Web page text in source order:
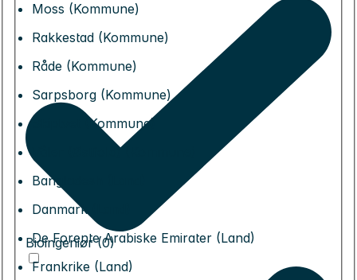
Moss (Kommune)
Rakkestad (Kommune)
Råde (Kommune)
Sarpsborg (Kommune)
Skiptvet (Kommune)
Våler (Østfold) (Kommune)
Bangladesh (Land)
Danmark (Land)
De Forente Arabiske Emirater (Land)
Frankrike (Land)
Bioingeniør (0)